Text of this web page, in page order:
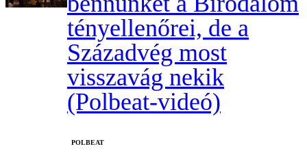
tényellenőrei, de a
Századvég most
visszavág nekik
(Polbeat-videó)
‎POLBEAT